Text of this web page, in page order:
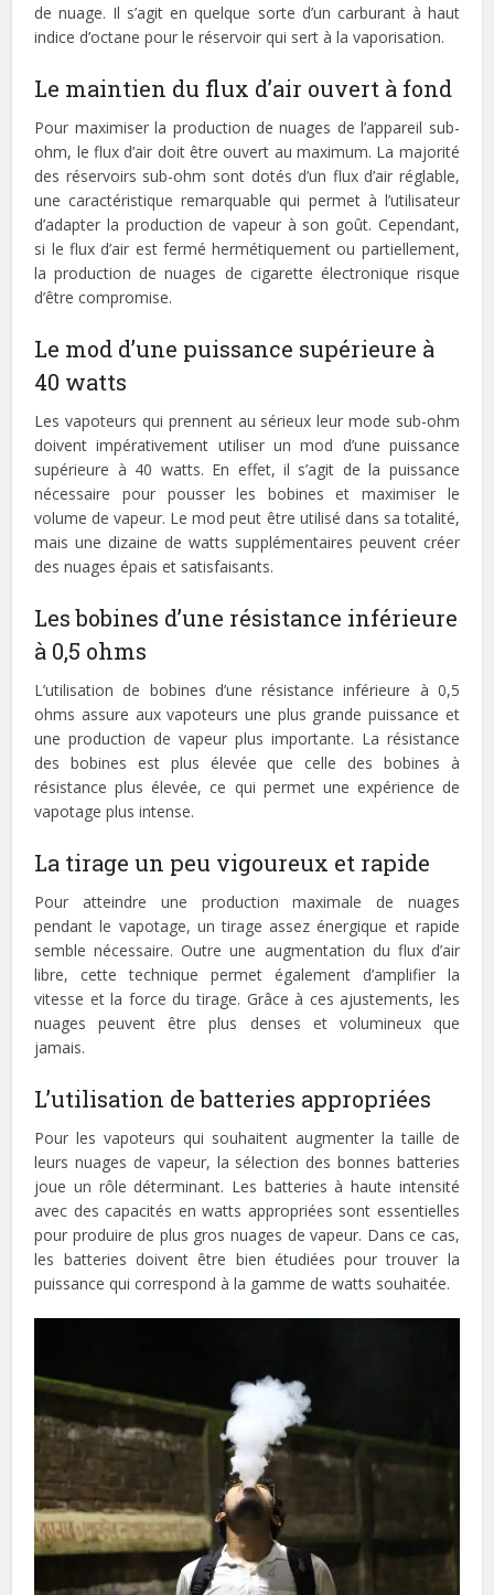
de nuage. Il s’agit en quelque sorte d’un carburant à haut
indice d’octane pour le réservoir qui sert à la vaporisation.
Le maintien du flux d’air ouvert à fond
Pour maximiser la production de nuages de l’appareil sub-
ohm, le flux d’air doit être ouvert au maximum. La majorité
des réservoirs sub-ohm sont dotés d’un flux d’air réglable,
une caractéristique remarquable qui permet à l’utilisateur
d’adapter la production de vapeur à son goût. Cependant,
si le flux d’air est fermé hermétiquement ou partiellement,
la production de nuages de cigarette électronique risque
d’être compromise.
Le mod d’une puissance supérieure à
40 watts
Les vapoteurs qui prennent au sérieux leur mode sub-ohm
doivent impérativement utiliser un mod d’une puissance
supérieure à 40 watts. En effet, il s’agit de la puissance
nécessaire pour pousser les bobines et maximiser le
volume de vapeur. Le mod peut être utilisé dans sa totalité,
mais une dizaine de watts supplémentaires peuvent créer
des nuages épais et satisfaisants.
Les bobines d’une résistance inférieure
à 0,5 ohms
L’utilisation de bobines d’une résistance inférieure à 0,5
ohms assure aux vapoteurs une plus grande puissance et
une production de vapeur plus importante. La résistance
des bobines est plus élevée que celle des bobines à
résistance plus élevée, ce qui permet une expérience de
vapotage plus intense.
La tirage un peu vigoureux et rapide
Pour atteindre une production maximale de nuages
pendant le vapotage, un tirage assez énergique et rapide
semble nécessaire. Outre une augmentation du flux d’air
libre, cette technique permet également d’amplifier la
vitesse et la force du tirage. Grâce à ces ajustements, les
nuages peuvent être plus denses et volumineux que
jamais.
L’utilisation de batteries appropriées
Pour les vapoteurs qui souhaitent augmenter la taille de
leurs nuages de vapeur, la sélection des bonnes batteries
joue un rôle déterminant. Les batteries à haute intensité
avec des capacités en watts appropriées sont essentielles
pour produire de plus gros nuages de vapeur. Dans ce cas,
les batteries doivent être bien étudiées pour trouver la
puissance qui correspond à la gamme de watts souhaitée.